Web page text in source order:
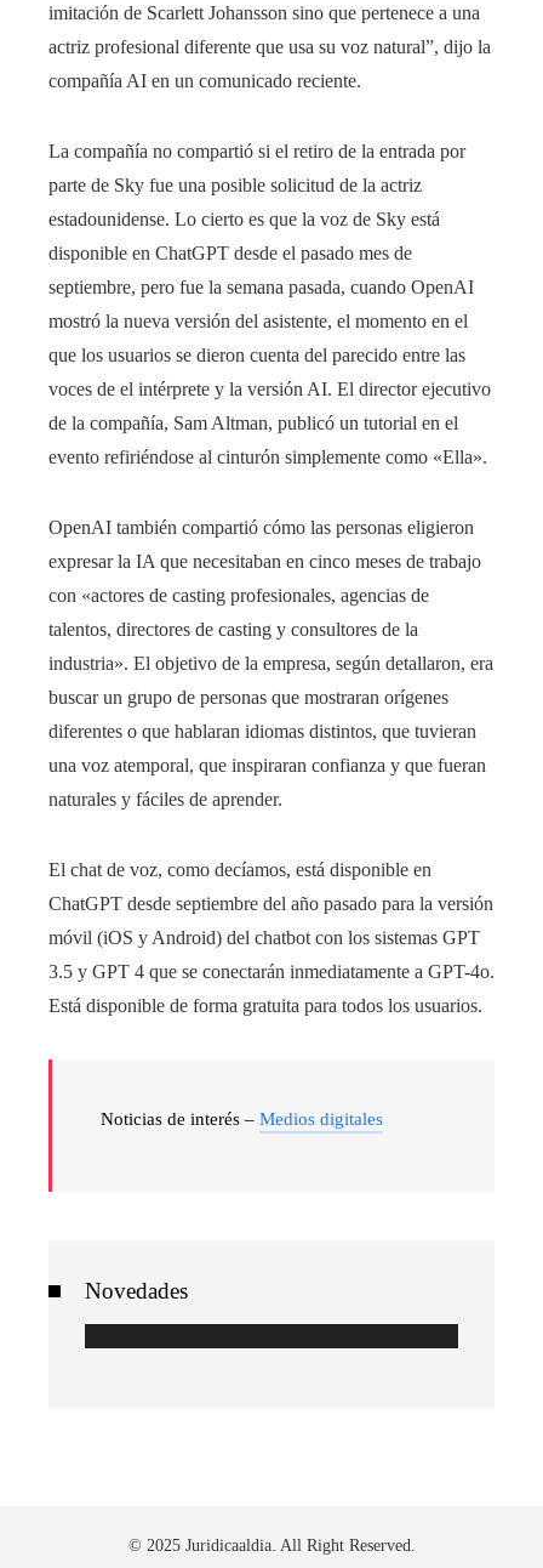
imitación de Scarlett Johansson sino que pertenece a una
actriz profesional diferente que usa su voz natural”, dijo la
compañía AI en un comunicado reciente.
La compañía no compartió si el retiro de la entrada por
parte de Sky fue una posible solicitud de la actriz
estadounidense. Lo cierto es que la voz de Sky está
disponible en ChatGPT desde el pasado mes de
septiembre, pero fue la semana pasada, cuando OpenAI
mostró la nueva versión del asistente, el momento en el
que los usuarios se dieron cuenta del parecido entre las
voces de el intérprete y la versión AI. El director ejecutivo
de la compañía, Sam Altman, publicó un tutorial en el
evento refiriéndose al cinturón simplemente como «Ella».
OpenAI también compartió cómo las personas eligieron
expresar la IA que necesitaban en cinco meses de trabajo
con «actores de casting profesionales, agencias de
talentos, directores de casting y consultores de la
industria». El objetivo de la empresa, según detallaron, era
buscar un grupo de personas que mostraran orígenes
diferentes o que hablaran idiomas distintos, que tuvieran
una voz atemporal, que inspiraran confianza y que fueran
naturales y fáciles de aprender.
El chat de voz, como decíamos, está disponible en
ChatGPT desde septiembre del año pasado para la versión
móvil (iOS y Android) del chatbot con los sistemas GPT
3.5 y GPT 4 que se conectarán inmediatamente a GPT-4o.
Está disponible de forma gratuita para todos los usuarios.
Noticias de interés – Medios digitales
Novedades
© 2025 Juridicaaldia. All Right Reserved.